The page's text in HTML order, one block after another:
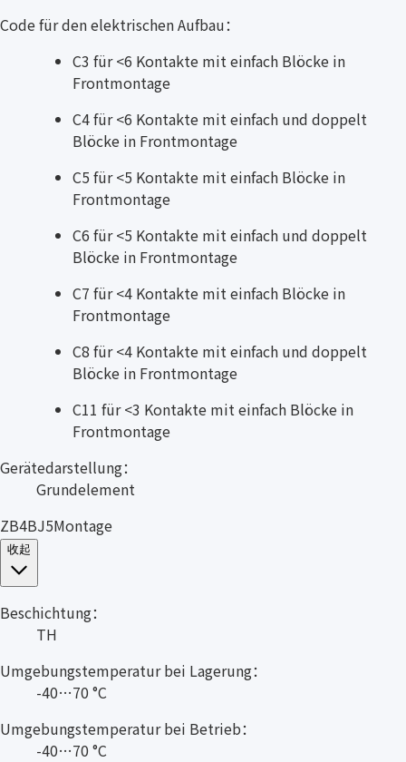
Code für den elektrischen Aufbau：
C3 für <6 Kontakte mit einfach Blöcke in
Frontmontage
C4 für <6 Kontakte mit einfach und doppelt
Blöcke in Frontmontage
C5 für <5 Kontakte mit einfach Blöcke in
Frontmontage
C6 für <5 Kontakte mit einfach und doppelt
Blöcke in Frontmontage
C7 für <4 Kontakte mit einfach Blöcke in
Frontmontage
C8 für <4 Kontakte mit einfach und doppelt
Blöcke in Frontmontage
C11 für <3 Kontakte mit einfach Blöcke in
Frontmontage
Gerätedarstellung：
Grundelement
ZB4BJ5Montage
收起
Beschichtung：
TH
Umgebungstemperatur bei Lagerung：
-40…70 °C
Umgebungstemperatur bei Betrieb：
-40…70 °C